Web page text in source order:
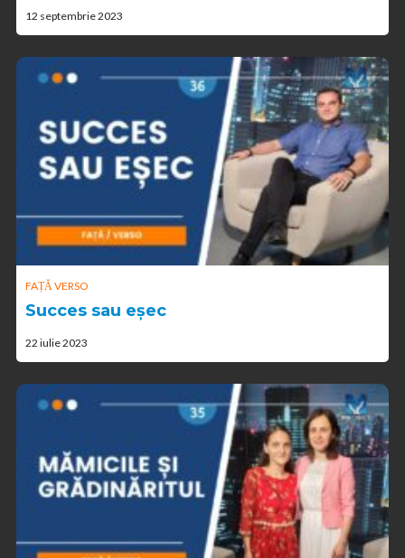
12 septembrie 2023
FAȚĂ VERSO
Succes sau eșec
22 iulie 2023